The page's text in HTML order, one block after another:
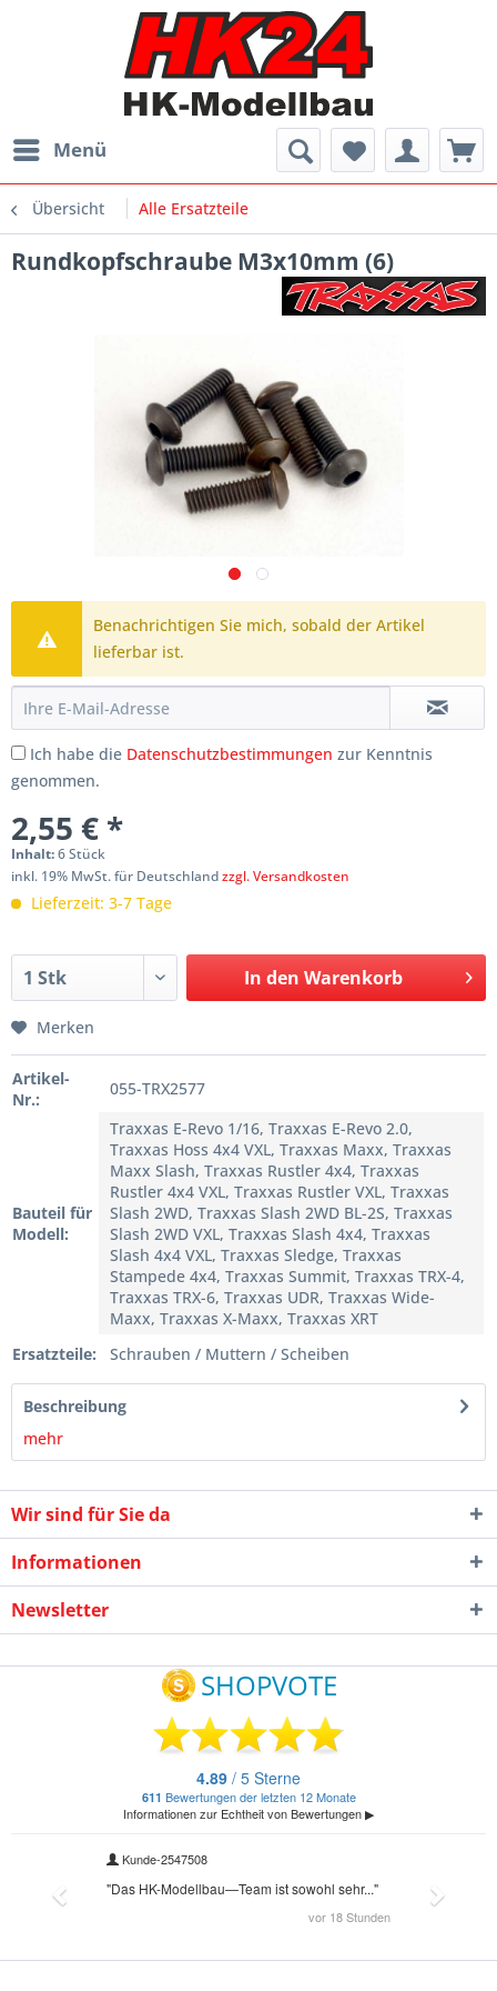
Menü
Übersicht Alle Ersatzteile
Rundkopfschraube M3x10mm (6)
Benachrichtigen Sie mich, sobald der Artikel
lieferbar ist.
Ich habe die Datenschutzbestimmungen zur Kenntnis
genommen.
2,55 € *
Inhalt:6 Stück
inkl. 19% MwSt. für Deutschlandzzgl. Versandkosten
Lieferzeit: 3-7 Tage
In den Warenkorb
Merken
Artikel-
Nr.:
055-TRX2577
Bauteil für
Modell:
Traxxas E-Revo 1/16, Traxxas E-Revo 2.0,
Traxxas Hoss 4x4 VXL, Traxxas Maxx, Traxxas
Maxx Slash, Traxxas Rustler 4x4, Traxxas
Rustler 4x4 VXL, Traxxas Rustler VXL, Traxxas
Slash 2WD, Traxxas Slash 2WD BL-2S, Traxxas
Slash 2WD VXL, Traxxas Slash 4x4, Traxxas
Slash 4x4 VXL, Traxxas Sledge, Traxxas
Stampede 4x4, Traxxas Summit, Traxxas TRX-4,
Traxxas TRX-6, Traxxas UDR, Traxxas Wide-
Maxx, Traxxas X-Maxx, Traxxas XRT
Ersatzteile:
Schrauben / Muttern / Scheiben
Beschreibung
mehr
Wir sind für Sie da
Informationen
Newsletter